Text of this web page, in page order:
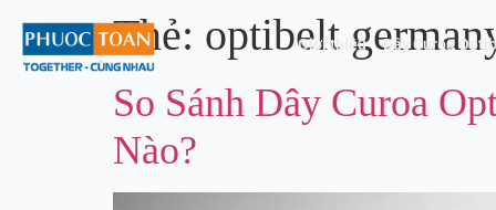
Giới thiệu Dây Curoa
Thẻ: optibelt
So Sánh Dây Curoa
Nào?